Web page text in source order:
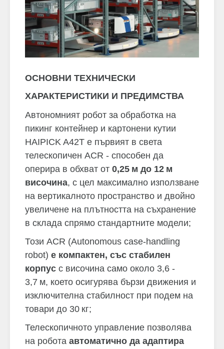
ОСНОВНИ ТЕХНИЧЕСКИ
ХАРАКТЕРИСТИКИ И ПРЕДИМСТВА
Автономният робот за обработка на
пикинг контейнер и картонени кутии
HAIPICK A42T е първият в света
телескопичен ACR - способен да
оперира в обхват от 0,25 м до 12 м
височина, с цел максимално използване
на вертикалното пространство и двойно
увеличене на плътността на съхранение
в склада спрямо стандартните модели;
Този ACR (Autonomous case-handling
robot) e компактен, със стабилен
корпус с височина само около 3,6 -
3,7 м, което осигурява бързи движения и
изключителна стабилност при подем на
товари до 30 кг;
Телескопичното управление позволява
на робота автоматично да адаптира